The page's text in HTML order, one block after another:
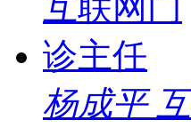
杨成平